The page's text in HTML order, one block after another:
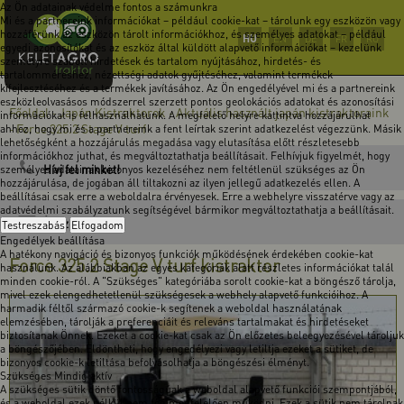
Az Ön adatainak védelme fontos a számunkra
Mi és a partnereink információkat – például cookie-kat – tárolunk egy eszközön vagy
hozzáférünk az eszközön tárolt információkhoz, és személyes adatokat – például
egyedi azonosítókat és az eszköz által küldött alapvető információkat – kezelünk
személyre szabott hirdetések és tartalom nyújtásához, hirdetés- és
tartalomméréshez, nézettségi adatok gyűjtéséhez, valamint termékek
kifejlesztéséhez és a termékek javításához. Az Ön engedélyével mi és a partnereink
eszközleolvasásos módszerrel szerzett pontos geolokációs adatokat és azonosítási
információkat is felhasználhatunk. A megfelelő helyre kattintva hozzájárulhat
ahhoz, hogy mi és a partnereink a fent leírtak szerint adatkezelést végezzünk. Másik
lehetőségként a hozzájárulás megadása vagy elutasítása előtt részletesebb
információkhoz juthat, és megváltoztathatja beállításait. Felhívjuk figyelmét, hogy
személyes adatainak bizonyos kezeléséhez nem feltétlenül szükséges az Ön
hozzájárulása, de jogában áll tiltakozni az ilyen jellegű adatkezelés ellen. A
beállításai csak erre a weboldalra érvényesek. Erre a webhelyre visszatérve vagy az
adatvédelmi szabályzatunk segítségével bármikor megváltoztathatja a beállításait.
Testreszabás Elfogadom
Engedélyek beállítása
A hatékony navigáció és bizonyos funkciók működésének érdekében cookie-kat
használunk. Az alábbiakban az egyes kategóriák alatt részletes információkat talál
minden cookie-ról. A "Szükséges" kategóriába sorolt cookie-kat a böngésző tárolja,
mivel ezek elengedhetetlenül szükségesek a webhely alapvető funkcióihoz. A
harmadik féltől származó cookie-k segítenek a weboldal használatának
elemzésében, tárolják a preferenciáit és releváns tartalmakat és hirdetéseket
biztosítanak Önnek. Ezeket a cookie-kat csak az Ön előzetes beleegyezésével tároljuk
a böngészőjében. Eldöntheti, hogy engedélyezi vagy letiltja ezeket a sütiket, de
bizonyos cookie-k letiltása befolyásolhatja a böngészési élményt.
Szükséges Mindig aktív
A szükséges sütik döntő fontosságúak a weboldal alapvető funkciói szempontjából,
HU EN DE FR RO
Főoldal-Japán Kistraktorok -Aktuális használt japán kistraktoraink
-Force 325.2 Stage V turf
Hívj fel minket!
Írj üzenetet!
Force 325.2 Stage V turf kistraktor